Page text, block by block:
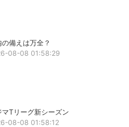
の備えは万全？
08-08 01:58:29
マTリーグ新シーズン
08-08 01:58:12